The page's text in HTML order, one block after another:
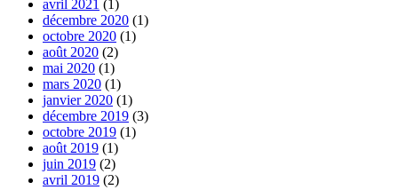
avril 2021 (1)
décembre 2020 (1)
octobre 2020 (1)
août 2020 (2)
mai 2020 (1)
mars 2020 (1)
janvier 2020 (1)
décembre 2019 (3)
octobre 2019 (1)
août 2019 (1)
juin 2019 (2)
avril 2019 (2)